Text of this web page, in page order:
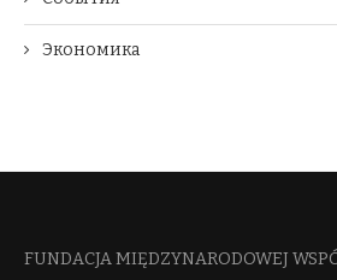
Экономика
FUNDACJA MIĘDZYNARODOWEJ